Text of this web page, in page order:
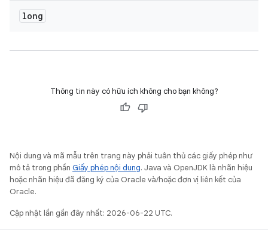
long
Thông tin này có hữu ích không cho bạn không?
Nội dung và mã mẫu trên trang này phải tuân thủ các giấy phép như
mô tả trong phần Giấy phép nội dung. Java và OpenJDK là nhãn hiệu
hoặc nhãn hiệu đã đăng ký của Oracle và/hoặc đơn vị liên kết của
Oracle.
Cập nhật lần gần đây nhất: 2026-06-22 UTC.